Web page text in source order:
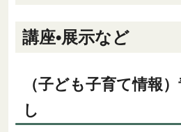
講座•展示など
（子ども子育て情報
し